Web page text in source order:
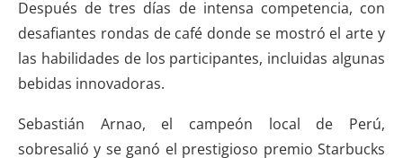
Después de tres días de intensa competencia, con
desafiantes rondas de café donde se mostró el arte y
las habilidades de los participantes, incluidas algunas
bebidas innovadoras.
Sebastián Arnao, el campeón local de Perú,
sobresalió y se ganó el prestigioso premio Starbucks